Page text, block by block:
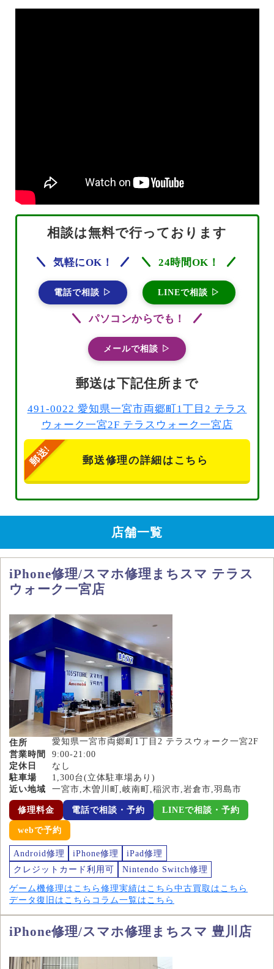
相談は無料で行っております
気軽にOK！
電話で相談 ▷
24時間OK！
LINEで相談 ▷
パソコンからでも！
メールで相談 ▷
郵送は下記住所まで
491-0022 愛知県一宮市両郷町1丁目2 テラス
ウォーク一宮2F テラスウォーク一宮店
郵送修理の詳細はこちら
店舗一覧
iPhone修理/スマホ修理まちスマ テラス
ウォーク一宮店
住所
愛知県一宮市両郷町1丁目2 テラスウォーク一宮2F
営業時間
9:00-21:00
定休日
なし
駐車場
1,300台(立体駐車場あり)
近い地域
一宮市,木曽川町,岐南町,稲沢市,岩倉市,羽島市
修理料金 電話で相談・予約 LINEで相談・予約
webで予約
Android修理 iPhone修理
iPad修理
クレジットカード利用可
Nintendo Switch修理
ゲーム機修理はこちら 修理実績はこちら 中古買取はこちら
データ復旧はこちら コラム一覧はこちら
iPhone修理/スマホ修理まちスマ 豊川店